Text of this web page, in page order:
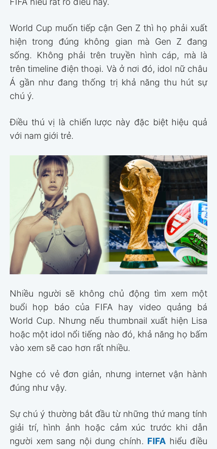
World Cup muốn tiếp cận Gen Z thì họ phải xuất
hiện trong đúng không gian mà Gen Z đang
sống. Không phải trên truyền hình cáp, mà là
trên timeline điện thoại. Và ở nơi đó, idol nữ châu
Á gần như đang thống trị khả năng thu hút sự
chú ý.
Điều thú vị là chiến lược này đặc biệt hiệu quả
với nam giới trẻ.
Nhiều người sẽ không chủ động tìm xem một
buổi họp báo của FIFA hay video quảng bá
World Cup. Nhưng nếu thumbnail xuất hiện Lisa
hoặc một idol nổi tiếng nào đó, khả năng họ bấm
vào xem sẽ cao hơn rất nhiều.
Nghe có vẻ đơn giản, nhưng internet vận hành
đúng như vậy.
Sự chú ý thường bắt đầu từ những thứ mang tính
giải trí, hình ảnh hoặc cảm xúc trước khi dẫn
người xem sang nội dung chính. FIFA hiểu điều